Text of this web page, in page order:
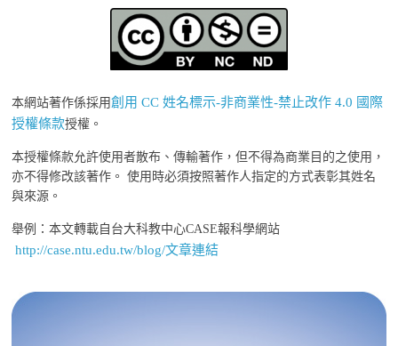
本網站著作係採用創用 CC 姓名標示-非商業性-禁止改作 4.0 國際
授權條款授權。
本授權條款允許使用者散布、傳輸著作，但不得為商業目的之使用，
亦不得修改該著作。 使用時必須按照著作人指定的方式表彰其姓名
與來源。
舉例：本文轉載自台大科教中心CASE報科學網站
http://case.ntu.edu.tw/blog/文章連結